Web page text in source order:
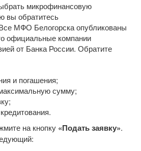
микрофинансовую
вы обратитесь
МФО Белогорска опубликованы
официальные компании
от Банка России. Обратите
и погашения;
сумму;
на кнопку «Подать заявку».